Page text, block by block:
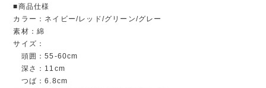
■商品仕様
カラー：ネイビー/レッド/グリーン/グレー
素材：綿
サイズ：
頭囲：55-60cm
深さ：11cm
つば：6.8cm